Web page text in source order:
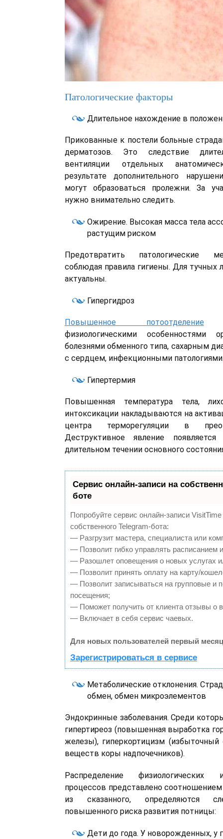
Патологические факторы
Длительное нахождение в
Прикованные к постели больные
дерматозов. Это следствие
вентиляции отдельных
результате дополнительного
могут образоваться пролежни. За
нужно внимательно следить.
Ожирение. Высокая масса тела
растущим риском
Предотвратить патологические
соблюдая правила гигиены. Для тучных
актуальны.
Гипергидроз
Повышенное потоотделение
физиологическими особенностями
болезнями обменного типа, сахарным
с сердцем, инфекционными
Гипертермия
Повышенная температура тела,
интоксикации накладываются на
центра терморегуляции в
Деструктивное явление
длительном течении основного
Сервис онлайн-записи на
боте
Попробуйте сервис онлайн-записи
собственного Telegram-бота:
— Разгрузит мастера, специалиста или
— Позволит гибко управлять расписанием и
— Разошлет оповещения о новых услугах
— Позволит принять оплату на карту/
— Позволит записываться на групповые и
посещения;
— Поможет получить от клиента отзывы о
— Включает в себя сервис чаевых.
Для новых пользователей первый
Зарегистрироваться в сервисе
Метаболические отклонения.
обмен, обмен микроэлементов
Эндокринные заболевания. Среди
гипертиреоз (повышенная выработка
железы), гиперкортицизм (избыточный
веществ коры надпочечников).
Распределение физиологических
процессов представлено соотношением
из сказанного, определяются
повышенного риска развития потницы:
Дети до года. У новорожденных, у